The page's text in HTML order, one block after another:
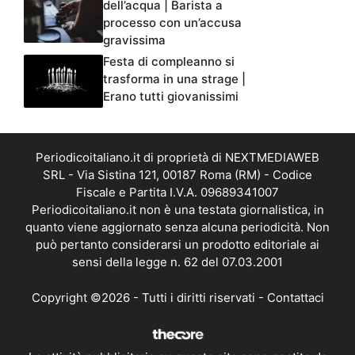
dell’acqua | Barista a
processo con un’accusa
gravissima
Festa di compleanno si
trasforma in una strage |
Erano tutti giovanissimi
Periodicoitaliano.it di proprietà di NEXTMEDIAWEB
SRL - Via Sistina 121, 00187 Roma (RM) - Codice
Fiscale e Partita I.V.A. 09689341007
Periodicoitaliano.it non è una testata giornalistica, in
quanto viene aggiornato senza alcuna periodicità. Non
può pertanto considerarsi un prodotto editoriale ai
sensi della legge n. 62 del 07.03.2001
Copyright ©2026 - Tutti i diritti riservati - Contattaci